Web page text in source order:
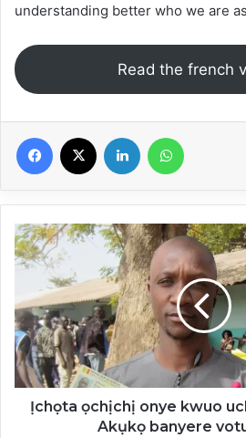
understanding better who we are
Read the french
Facebook Linkedin
Ịchọta
ọchịchị
onye
kwuo
uche
ya
na
Senegal
:
Akụkọ
Ịchọta ọchịchị onye kwuo
Akụkọ banyere